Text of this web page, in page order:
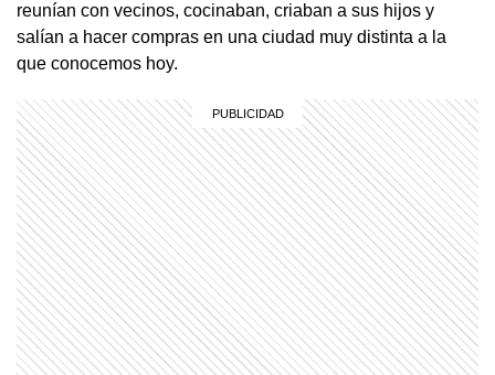
reunían con vecinos, cocinaban, criaban a sus hijos y
salían a hacer compras en una ciudad muy distinta a la
que conocemos hoy.